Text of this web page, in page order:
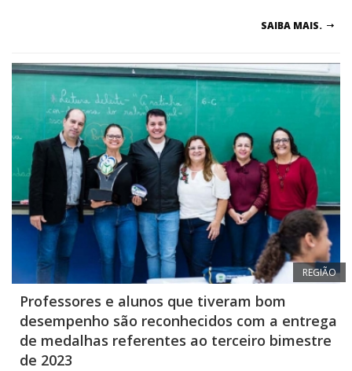
SAIBA MAIS.
REGIÃO
Professores e alunos que tiveram bom
desempenho são reconhecidos com a entrega
de medalhas referentes ao terceiro bimestre
de 2023